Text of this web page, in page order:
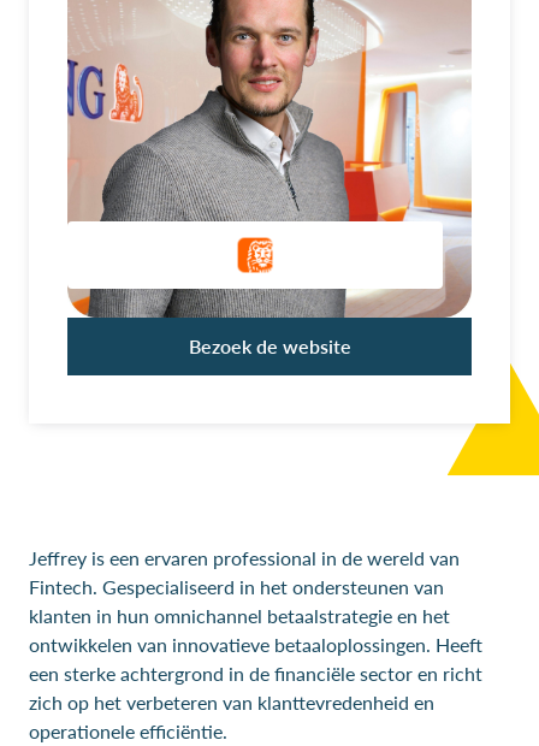
Bezoek de website
Jeffrey is een ervaren professional in de wereld van
Fintech. Gespecialiseerd in het ondersteunen van
klanten in hun omnichannel betaalstrategie en het
ontwikkelen van innovatieve betaaloplossingen. Heeft
een sterke achtergrond in de financiële sector en richt
zich op het verbeteren van klanttevredenheid en
operationele efficiëntie.